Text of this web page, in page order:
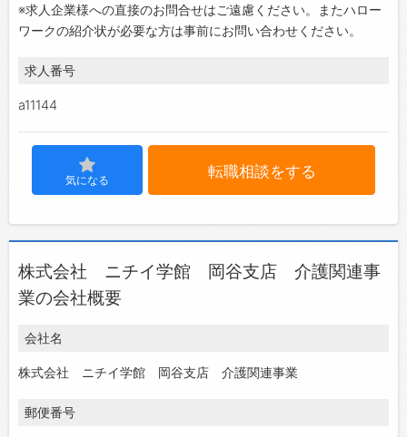
※求人企業様への直接のお問合せはご遠慮ください。またハロー
ワークの紹介状が必要な方は事前にお問い合わせください。
求人番号
a11144
気になる 転職相談をする
株式会社 ニチイ学館 岡谷支店 介護関連事
業の会社概要
会社名
株式会社 ニチイ学館 岡谷支店 介護関連事業
郵便番号